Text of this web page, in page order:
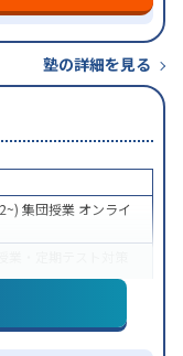
塾の詳細を見る
集団授業 オンライ
業・定期テスト対策
レットを利用